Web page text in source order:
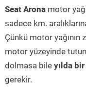
Seat Arona motor
sadece km.
Çünkü motor
motor yüzeyinde
dolmasa bile yılda
gerekir.